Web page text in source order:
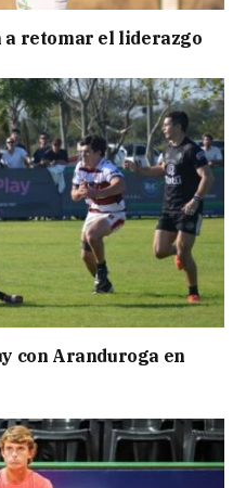
a retomar el liderazgo
con Aranduroga en